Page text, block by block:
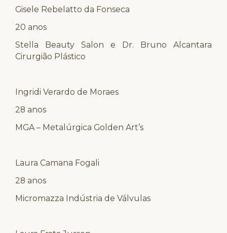
Gisele Rebelatto da Fonseca
20 anos
Stella Beauty Salon e Dr. Bruno Alcantara
Cirurgião Plástico
Ingridi Verardo de Moraes
28 anos
MGA – Metalúrgica Golden Art’s
Laura Camana Fogali
28 anos
Micromazza Indústria de Válvulas